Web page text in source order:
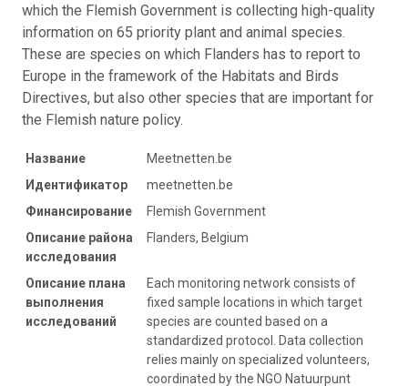
which the Flemish Government is collecting high-quality
information on 65 priority plant and animal species.
These are species on which Flanders has to report to
Europe in the framework of the Habitats and Birds
Directives, but also other species that are important for
the Flemish nature policy.
Название
Meetnetten.be
Идентификатор
meetnetten.be
Финансирование
Flemish Government
Описание района
исследования
Flanders, Belgium
Описание плана
выполнения
исследований
Each monitoring network consists of
fixed sample locations in which target
species are counted based on a
standardized protocol. Data collection
relies mainly on specialized volunteers,
coordinated by the NGO Natuurpunt